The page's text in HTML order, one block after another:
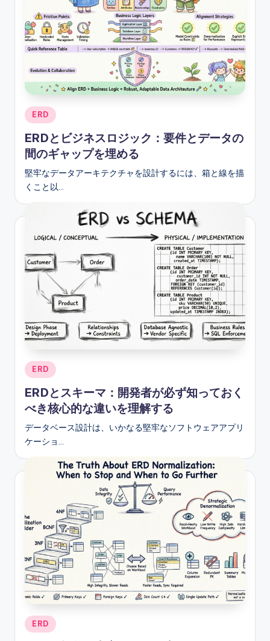
Posted
ERD
ERDとビジネスロジック：要件とデータの
間のギャップを埋める
堅牢なデータアーキテクチャを設計するには、箱と線を描
くこと以…
Posted
in
ERD
ERDとスキーマ：開発者が必ず知っておく
べき核心的な違いを理解する
データベース設計は、いかなる堅牢なソフトウェアアプリ
ケーショ…
Posted
in
ERD